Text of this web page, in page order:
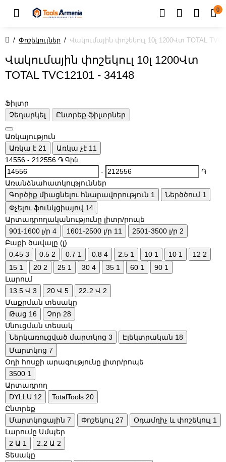
0
Փոշեկուլներ Վակումային փոշեկուլ 10լ 1200Վտ TOTAL
Վակումային փոշեկուլ 10լ 1200Վտ
TOTAL TVC12101 - 34148
Ֆիլտր
Չեղարկել
Ընտրեք ֆիլտրներ
Առկայություն
Առկա է 21 Առկա չէ 11
14556 - 212556 ֏ Գին
-
֏
Առանձնահատկություններ
Գործիք միացնելու հնարավորություն 1 Ներծծում 1
Փչելու ֆունկցիայով 14
Արտադրողականությունը լիտր/րոպե
901-1600 լ/ր 4 1601-2500 լ/ր 11 2501-3500 լ/ր 2
Բաքի ծավալը (լ)
0.45 3 0.5 2 0.7 1 0.8 4 2.5 1 10 1 10 1 12 2
15 1 20 2 25 1 30 4 35 1 60 1 90 1
Լարում
13.5 Վ 3 20 Վ 5 22․2 Վ 2
Մաքրման տեսակը
Թաց 16 Չոր 28
Սնուցման տեսակ
Ներկառուցված մարտկոց 3 Էլեկտրական 18
Մարտկոց 7
Օդի հոսքի արագությունը լիտր/րոպե
3500 1
Արտադրող
DYLLU 12 TotalTools 20
Ընտրեք
Մարտկոցային 7 Փոշեկուլ 27 Օդամղիչ և փոշեկուլ 1
Լարումը Ամպեր
2 Ա 1 2․2 Ա 2
Տեսակը